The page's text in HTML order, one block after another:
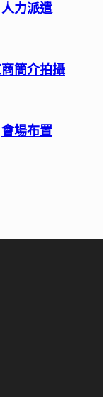
人力派遣
簡介拍攝
會場布置